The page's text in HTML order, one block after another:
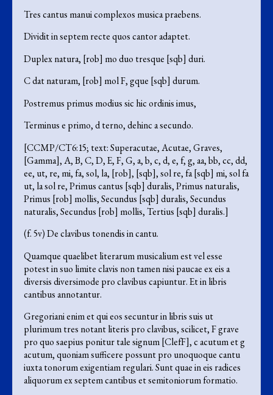
Tres cantus manui complexos musica praebens.
Dividit in septem recte quos cantor adaptet.
Duplex natura, [rob] mo duo tresque [sqb] duri.
C dat naturam, [rob] mol F, gque [sqb] durum.
Postremus primus modius sic hic ordinis imus,
Terminus e primo, d terno, dehinc a secundo.
[CCMP/CT6:15; text: Superacutae, Acutae, Graves,
[Gamma], A, B, C, D, E, F, G, a, b, c, d, e, f, g, aa, bb, cc, dd,
ee, ut, re, mi, fa, sol, la, [rob], [sqb], sol re, fa [sqb] mi, sol fa
ut, la sol re, Primus cantus [sqb] duralis, Primus naturalis,
Primus [rob] mollis, Secundus [sqb] duralis, Secundus
naturalis, Secundus [rob] mollis, Tertius [sqb] duralis.]
(f. 5v) De clavibus tonendis in cantu.
Quamque quaelibet literarum musicalium est vel esse
potest in suo limite clavis non tamen nisi paucae ex eis a
diversis diversimode pro clavibus capiuntur. Et in libris
cantibus annotantur.
Gregoriani enim et qui eos secuntur in libris suis ut
plurimum tres notant literis pro clavibus, scilicet, F grave
pro quo saepius ponitur tale signum [ClefF], c acutum et g
acutum, quoniam sufficere possunt pro unoquoque cantu
iuxta tonorum exigentiam regulari. Sunt quae in eis radices
aliquorum ex septem cantibus et semitoniorum formatio.